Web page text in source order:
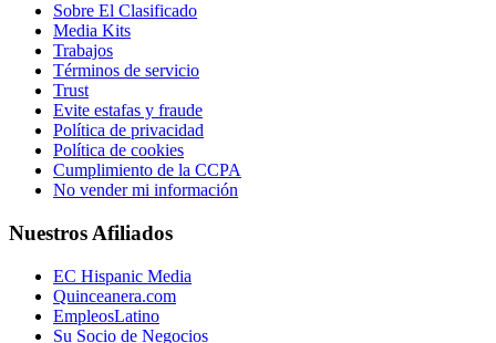
Sobre El Clasificado
Media Kits
Trabajos
Términos de servicio
Trust
Evite estafas y fraude
Política de privacidad
Política de cookies
Cumplimiento de la CCPA
No vender mi información
Nuestros Afiliados
EC Hispanic Media
Quinceanera.com
EmpleosLatino
Su Socio de Negocios